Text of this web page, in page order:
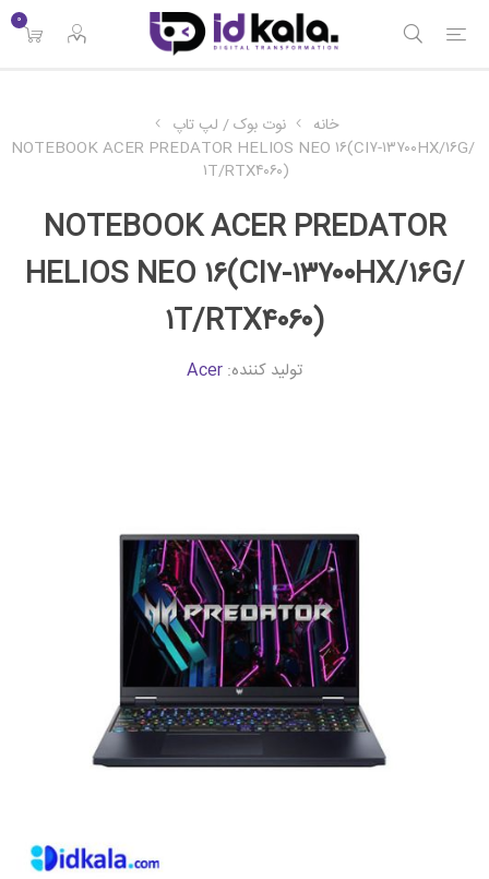
۰
خانه
نوت بوک / لپ تاپ
NOTEBOOK ACER PREDATOR HELIOS NEO ۱۶(CI۷-۱۳۷۰۰HX/۱۶G/
۱T/RTX۴۰۶۰)
NOTEBOOK ACER PREDATOR
HELIOS NEO ۱۶(CI۷-۱۳۷۰۰HX/۱۶G/
۱T/RTX۴۰۶۰)
تولید کننده: Acer